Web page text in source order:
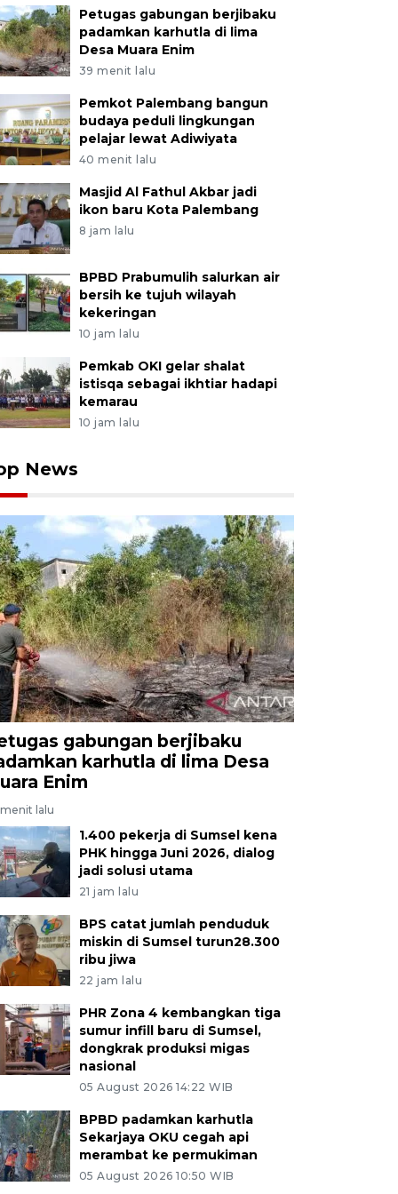
Petugas gabungan berjibaku
padamkan karhutla di lima
Desa Muara Enim
39 menit lalu
Pemkot Palembang bangun
budaya peduli lingkungan
pelajar lewat Adiwiyata
40 menit lalu
Masjid Al Fathul Akbar jadi
ikon baru Kota Palembang
8 jam lalu
BPBD Prabumulih salurkan air
bersih ke tujuh wilayah
kekeringan
10 jam lalu
Pemkab OKI gelar shalat
istisqa sebagai ikhtiar hadapi
kemarau
10 jam lalu
News
gabungan berjibaku
karhutla di lima Desa
Enim
lalu
1.400 pekerja di Sumsel kena
PHK hingga Juni 2026, dialog
jadi solusi utama
21 jam lalu
BPS catat jumlah penduduk
miskin di Sumsel turun28.300
ribu jiwa
22 jam lalu
PHR Zona 4 kembangkan tiga
sumur infill baru di Sumsel,
dongkrak produksi migas
nasional
05 August 2026 14:22 WIB
BPBD padamkan karhutla
Sekarjaya OKU cegah api
merambat ke permukiman
05 August 2026 10:50 WIB